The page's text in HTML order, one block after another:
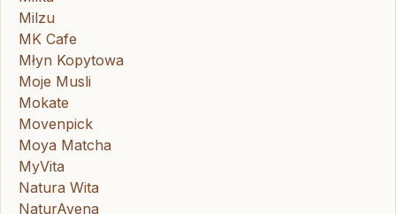
Milzu
MK Cafe
Młyn Kopytowa
Moje Musli
Mokate
Movenpick
Moya Matcha
MyVita
Natura Wita
NaturAvena